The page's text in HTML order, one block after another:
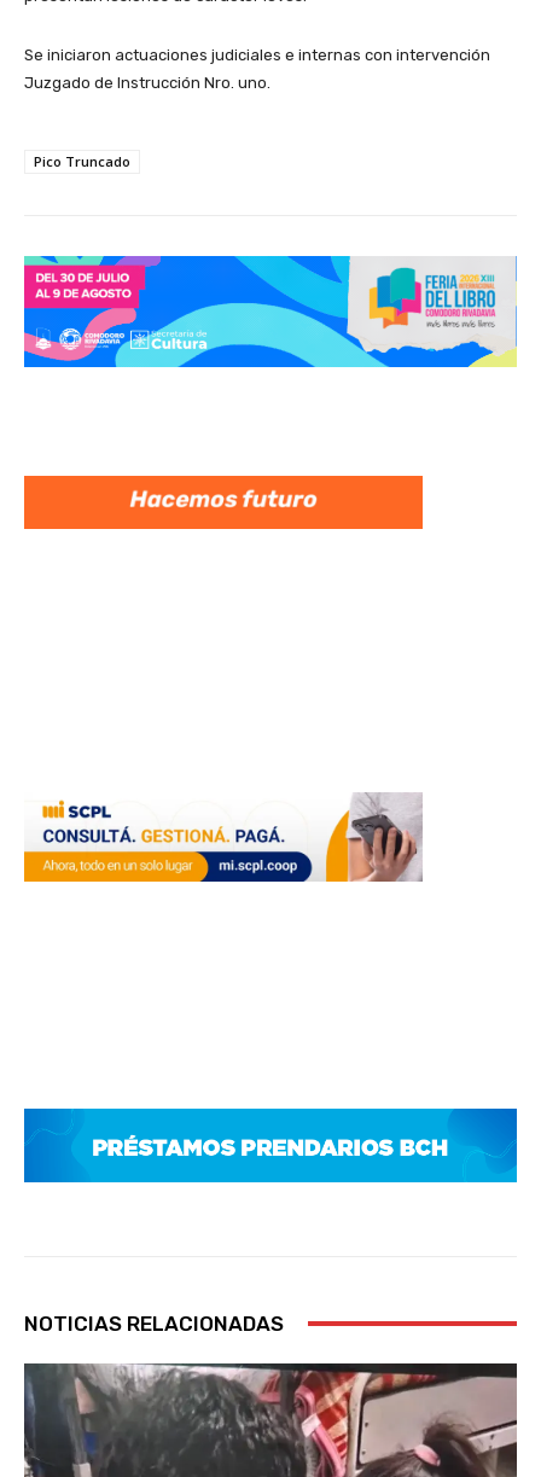
Se iniciaron actuaciones judiciales e internas con intervención
Juzgado de Instrucción Nro. uno.
Pico Truncado
NOTICIAS RELACIONADAS